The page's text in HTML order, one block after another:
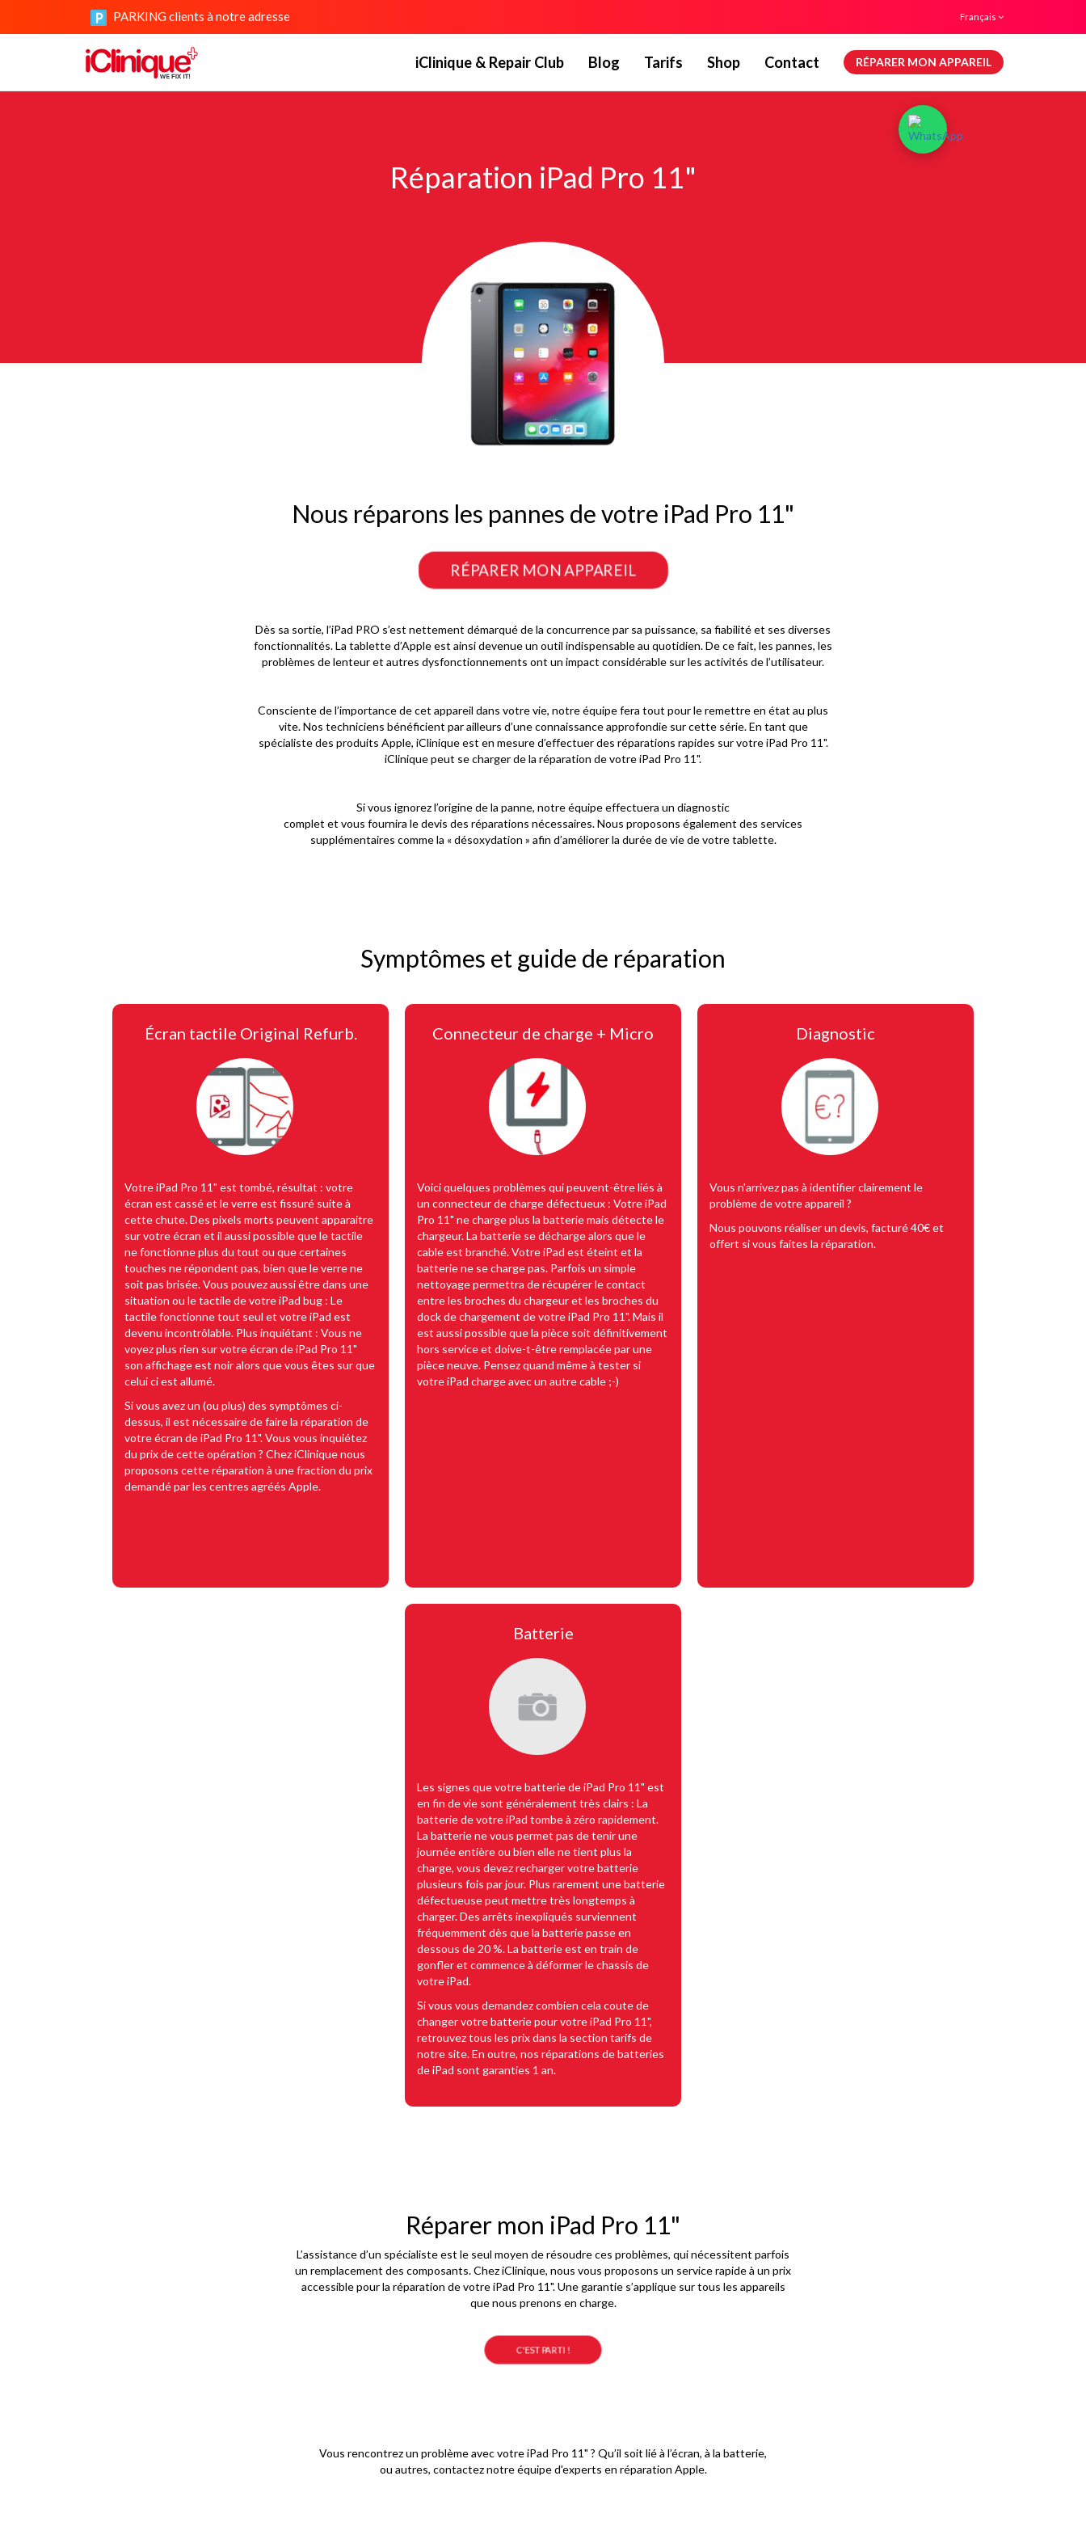
PARKING clients à notre adresse Français
iClinique & Repair Club Blog Tarifs Shop Contact RÉPARER MON APPAREIL
Réparation iPad Pro 11"
Nous réparons les pannes de votre iPad Pro 11"
RÉPARER MON APPAREIL
Dès sa sortie, l’iPad PRO s’est nettement démarqué de la concurrence par sa puissance, sa fiabilité et ses diverses
fonctionnalités. La tablette d’Apple est ainsi devenue un outil indispensable au quotidien. De ce fait, les pannes, les
problèmes de lenteur et autres dysfonctionnements ont un impact considérable sur les activités de l’utilisateur.
Consciente de l’importance de cet appareil dans votre vie, notre équipe fera tout pour le remettre en état au plus
vite. Nos techniciens bénéficient par ailleurs d’une connaissance approfondie sur cette série. En tant que
spécialiste des produits Apple, iClinique est en mesure d’effectuer des réparations rapides sur votre iPad Pro 11".
iClinique peut se charger de la réparation de votre iPad Pro 11".
Si vous ignorez l’origine de la panne, notre équipe effectuera un diagnostic
complet et vous fournira le devis des réparations nécessaires. Nous proposons également des services
supplémentaires comme la « désoxydation » afin d’améliorer la durée de vie de votre tablette.
Symptômes et guide de réparation
Écran tactile Original Refurb.
Votre iPad Pro 11" est tombé, résultat : votre
écran est cassé et le verre est fissuré suite à
cette chute. Des pixels morts peuvent apparaitre
sur votre écran et il aussi possible que le tactile
ne fonctionne plus du tout ou que certaines
touches ne répondent pas, bien que le verre ne
soit pas brisée. Vous pouvez aussi être dans une
situation ou le tactile de votre iPad bug : Le
tactile fonctionne tout seul et votre iPad est
devenu incontrôlable. Plus inquiétant : Vous ne
voyez plus rien sur votre écran de iPad Pro 11"
son affichage est noir alors que vous êtes sur que
celui ci est allumé.
Si vous avez un (ou plus) des symptômes ci-
dessus, il est nécessaire de faire la réparation de
votre écran de iPad Pro 11". Vous vous inquiétez
du prix de cette opération ? Chez iClinique nous
proposons cette réparation à une fraction du prix
demandé par les centres agréés Apple.
Connecteur de charge + Micro
Voici quelques problèmes qui peuvent-être liés à
un connecteur de charge défectueux : Votre iPad
Pro 11" ne charge plus la batterie mais détecte le
chargeur. La batterie se décharge alors que le
cable est branché. Votre iPad est éteint et la
batterie ne se charge pas. Parfois un simple
nettoyage permettra de récupérer le contact
entre les broches du chargeur et les broches du
dock de chargement de votre iPad Pro 11". Mais il
est aussi possible que la pièce soit définitivement
hors service et doive-t-être remplacée par une
pièce neuve. Pensez quand même à tester si
votre iPad charge avec un autre cable ;-)
Diagnostic
Vous n'arrivez pas à identifier clairement le
problème de votre appareil ?
Nous pouvons réaliser un devis, facturé 40€ et
offert si vous faites la réparation.
Batterie
Les signes que votre batterie de iPad Pro 11" est
en fin de vie sont généralement très clairs : La
batterie de votre iPad tombe à zéro rapidement.
La batterie ne vous permet pas de tenir une
journée entière ou bien elle ne tient plus la
charge, vous devez recharger votre batterie
plusieurs fois par jour. Plus rarement une batterie
défectueuse peut mettre très longtemps à
charger. Des arrêts inexpliqués surviennent
fréquemment dès que la batterie passe en
dessous de 20 %. La batterie est en train de
gonfler et commence à déformer le chassis de
votre iPad.
Si vous vous demandez combien cela coute de
changer votre batterie pour votre iPad Pro 11",
retrouvez tous les prix dans la section tarifs de
notre site. En outre, nos réparations de batteries
de iPad sont garanties 1 an.
Réparer mon iPad Pro 11"
L’assistance d’un spécialiste est le seul moyen de résoudre ces problèmes, qui nécessitent parfois
un remplacement des composants. Chez iClinique, nous vous proposons un service rapide à un prix
accessible pour la réparation de votre iPad Pro 11". Une garantie s’applique sur tous les appareils
que nous prenons en charge.
C'EST PARTI !
Vous rencontrez un problème avec votre iPad Pro 11" ? Qu’il soit lié à l’écran, à la batterie,
ou autres, contactez notre équipe d'experts en réparation Apple.